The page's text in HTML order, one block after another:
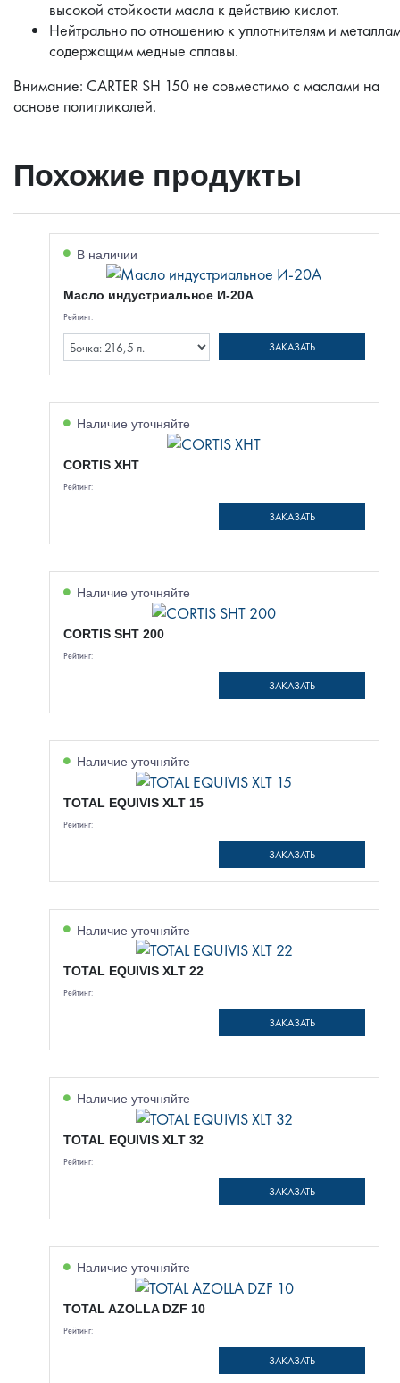
высокой стойкости масла к действию кислот.
Нейтрально по отношению к уплотнителям и
содержащим медные сплавы.
Внимание: CARTER SH 150 не совместимо с маслами на
основе полигликолей.
Похожие продукты
В наличии
Масло индустриальное И-20А
Рейтинг:
ЗАКАЗАТЬ
Наличие уточняйте
CORTIS XHT
Рейтинг:
ЗАКАЗАТЬ
Наличие уточняйте
CORTIS SHT 200
Рейтинг:
ЗАКАЗАТЬ
Наличие уточняйте
TOTAL EQUIVIS XLT 15
Рейтинг:
ЗАКАЗАТЬ
Наличие уточняйте
TOTAL EQUIVIS XLT 22
Рейтинг:
ЗАКАЗАТЬ
Наличие уточняйте
TOTAL EQUIVIS XLT 32
Рейтинг:
ЗАКАЗАТЬ
Наличие уточняйте
TOTAL AZOLLA DZF 10
Рейтинг:
ЗАКАЗАТЬ